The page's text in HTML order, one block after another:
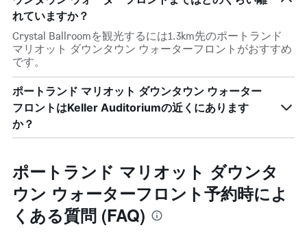
れていますか？
Crystal Ballroomを観光するには1.3km先のポートランド
マリオット ダウンタウン ウォーターフロントがおすすめ
です。
ポートランド マリオット ダウンタウン ウォーター
フロントはKeller Auditoriumの近くにあります
か？
ポートランド マリオット ダウンタ
ウン ウォーターフロント予約時によ
くある質問 (FAQ)